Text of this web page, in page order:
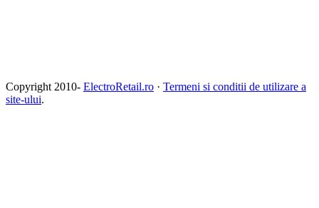
Copyright 2010- ElectroRetail.ro · Termeni si conditii de utilizare a
site-ului.